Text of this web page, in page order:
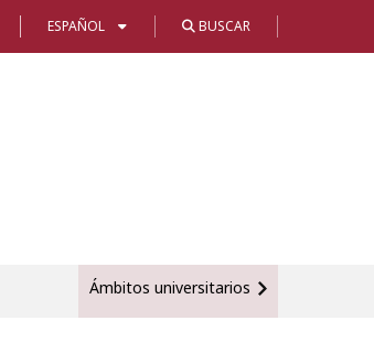
ESPAÑOL BUSCAR
Ámbitos universitarios